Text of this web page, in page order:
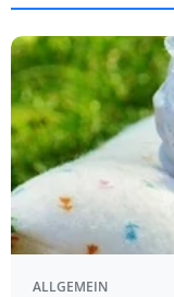
ALLGEMEIN